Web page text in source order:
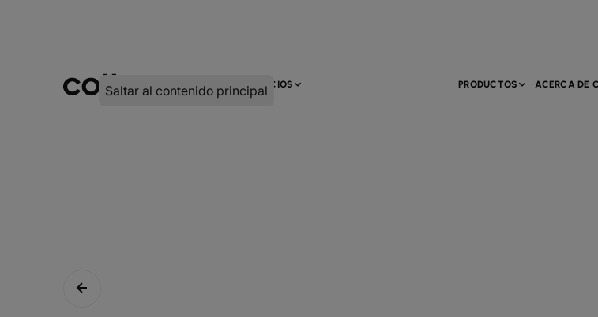
Saltar al contenido principal
INFRA DIGITAL SERVICIOS PRODUCTOS ACERCA DE